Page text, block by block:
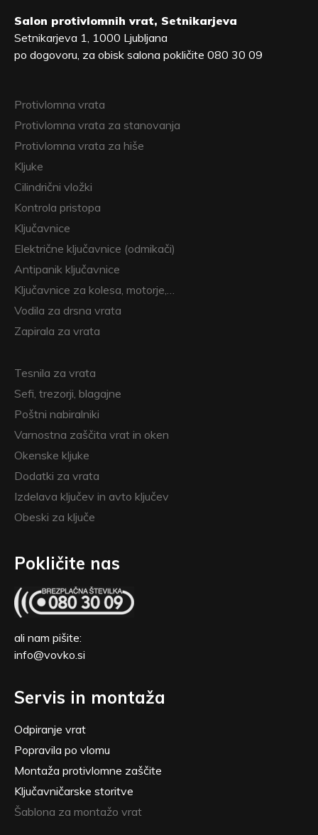
Salon protivlomnih vrat, Setnikarjeva
Setnikarjeva 1, 1000 Ljubljana
po dogovoru, za obisk salona pokličite 080 30 09
Protivlomna vrata
Protivlomna vrata za stanovanja
Protivlomna vrata za hiše
Kljuke
Cilindrični vložki
Kontrola pristopa
Ključavnice
Električne ključavnice (odmikači)
Antipanik ključavnice
Ključavnice za kolesa, motorje,…
Vodila za drsna vrata
Zapirala za vrata
Tesnila za vrata
Sefi, trezorji, blagajne
Poštni nabiralniki
Varnostna zaščita vrat in oken
Okenske kljuke
Dodatki za vrata
Izdelava ključev in avto ključev
Obeski za ključe
Pokličite nas
ali nam pišite:
info@vovko.si
Servis in montaža
Odpiranje vrat
Popravila po vlomu
Montaža protivlomne zaščite
Ključavničarske storitve
Šablona za montažo vrat